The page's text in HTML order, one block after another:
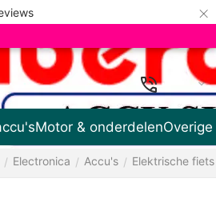
×
IT
Motor & onderdelen
/ Electronica / Accu's / Elektrische fiets